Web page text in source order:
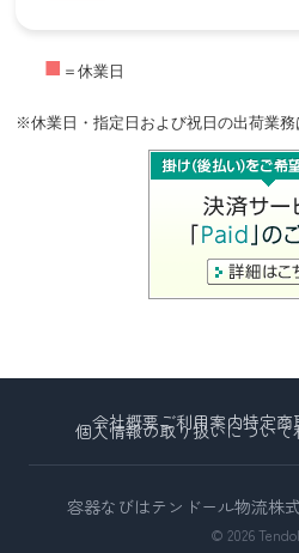
■ ＝休業日
※休業日・指定日および祝日の出荷業務
会社概要ご利用案内特定商
個人情報の取り扱いについて
容器なびはテンドール物流株
© 2026